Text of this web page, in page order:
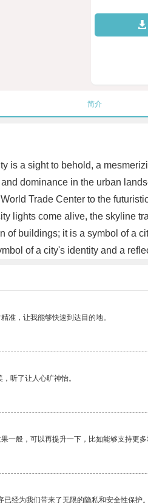
简介
is a sight to behold, a
dominance in the urban
Trade Center to the
lights come alive, the skyline
of buildings; it is a symbol of a
of a city's identity and a
准，让我能够快速到达目的地。
听了让人心旷神怡。
一般，可以再提升一下，比如能够支持更多
经为我们带来了无限的隐私和安全性保护。